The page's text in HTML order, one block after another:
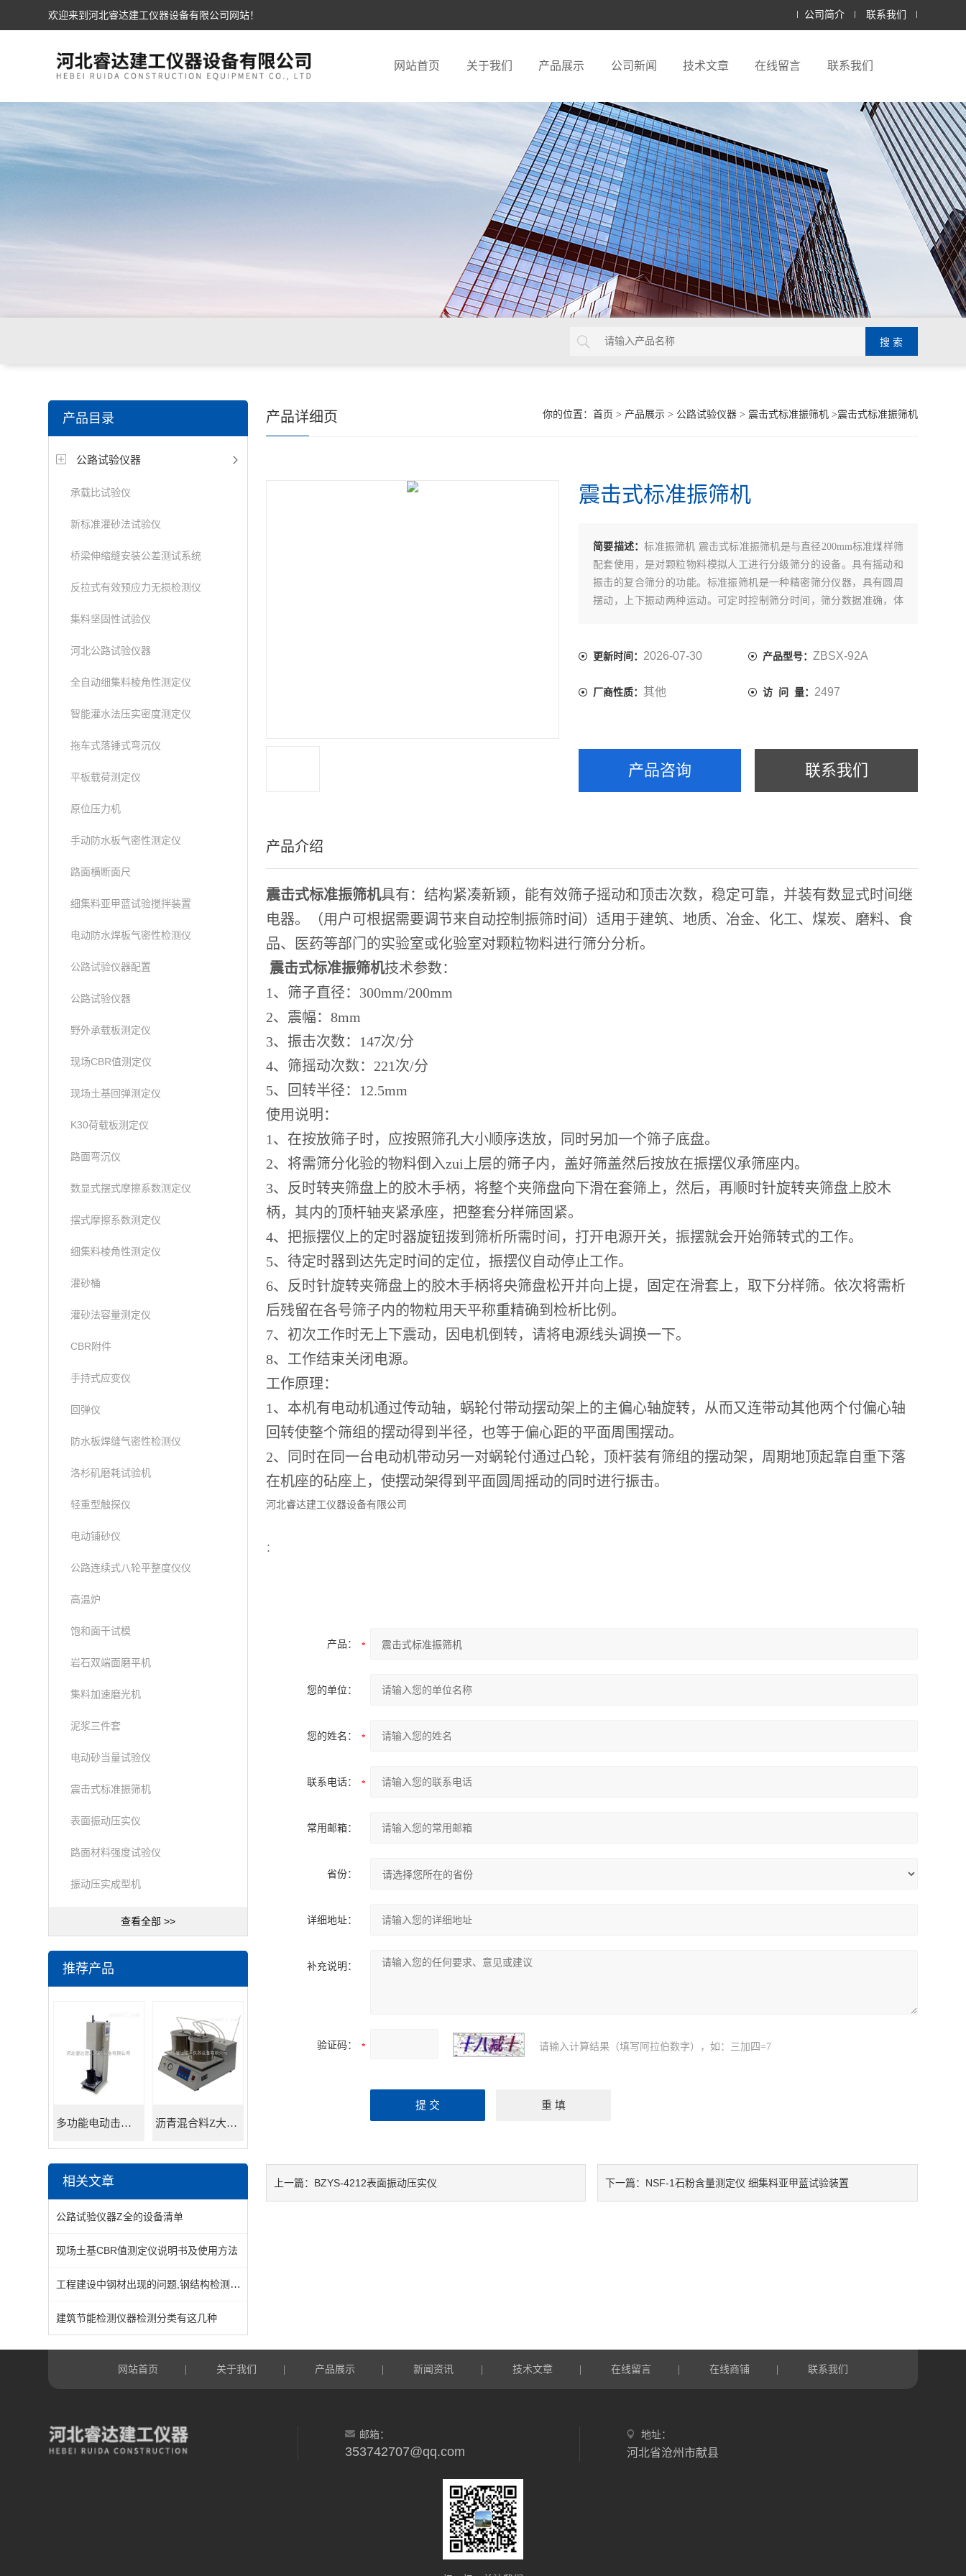
欢迎来到河北睿达建工仪器设备有限公司网站！ 公司简介 联系我们
网站首页 关于我们 产品展示 公司新闻 技术文章 在线留言 联系我们
产品目录
公路试验仪器
承载比试验仪
新标准灌砂法试验仪
桥梁伸缩缝安装公差测试系统
反拉式有效预应力无损检测仪
集料坚固性试验仪
河北公路试验仪器
全自动细集料棱角性测定仪
智能灌水法压实密度测定仪
拖车式落锤式弯沉仪
平板载荷测定仪
原位压力机
手动防水板气密性测定仪
路面横断面尺
细集料亚甲蓝试验搅拌装置
电动防水焊板气密性检测仪
公路试验仪器配置
公路试验仪器
野外承载板测定仪
现场CBR值测定仪
现场土基回弹测定仪
K30荷载板测定仪
路面弯沉仪
数显式摆式摩擦系数测定仪
摆式摩擦系数测定仪
细集料棱角性测定仪
灌砂桶
灌砂法容量测定仪
CBR附件
手持式应变仪
回弹仪
防水板焊缝气密性检测仪
洛杉矶磨耗试验机
轻重型触探仪
电动铺砂仪
公路连续式八轮平整度仪仪
高温炉
饱和面干试模
岩石双端面磨平机
集料加速磨光机
泥浆三件套
电动砂当量试验仪
震击式标准振筛机
表面振动压实仪
路面材料强度试验仪
振动压实成型机
查看全部 >>
推荐产品
多功能电动击实仪 沥青混合料Z大理论相对密度仪
相关文章
公路试验仪器Z全的设备清单
现场土基CBR值测定仪说明书及使用方法
工程建设中钢材出现的问题,钢结构检测仪来判断
建筑节能检测仪器检测分类有这几种
你的位置： 首页 > 产品展示> 公路试验仪器> 震击式标准振筛机>震击式标准振筛机
产品详细页
震击式标准振筛机
简要描述：标准振筛机 震击式标准振筛机是与直径200mm标准煤样筛
配套使用，是对颗粒物料模拟人工进行分级筛分的设备。具有摇动和
振击的复合筛分的功能。标准振筛机是一种精密筛分仪器，具有圆周
摆动，上下振动两种运动。可定时控制筛分时间，筛分数据准确，体
更新时间： 2026-07-30 产品型号： ZBSX-92A
厂商性质： 其他 访 问 量： 2497
产品咨询 联系我们
产品介绍
震击式标准振筛机具有：结构紧凑新颖，能有效筛子摇动和顶击次数，稳定可靠，并装有数显式时间继
电器。（用户可根据需要调节来自动控制振筛时间）适用于建筑、地质、冶金、化工、煤炭、磨料、食
品、医药等部门的实验室或化验室对颗粒物料进行筛分分析。
震击式标准振筛机技术参数：
1、筛子直径：300mm/200mm
2、震幅：8mm
3、振击次数：147次/分
4、筛摇动次数：221次/分
5、回转半径：12.5mm
使用说明：
1、在按放筛子时，应按照筛孔大小顺序迭放，同时另加一个筛子底盘。
2、将需筛分化验的物料倒入zui上层的筛子内，盖好筛盖然后按放在振摆仪承筛座内。
3、反时转夹筛盘上的胶木手柄，将整个夹筛盘向下滑在套筛上，然后，再顺时针旋转夹筛盘上胶木
柄，其内的顶杆轴夹紧承座，把整套分样筛固紧。
4、把振摆仪上的定时器旋钮拨到筛析所需时间，打开电源开关，振摆就会开始筛转式的工作。
5、待定时器到达先定时间的定位，振摆仪自动停止工作。
6、反时针旋转夹筛盘上的胶木手柄将央筛盘松开并向上提，固定在滑套上，取下分样筛。依次将需析
后残留在各号筛子内的物粒用天平称重精确到检析比例。
7、初次工作时无上下震动，因电机倒转，请将电源线头调换一下。
8、工作结束关闭电源。
工作原理：
1、本机有电动机通过传动轴，蜗轮付带动摆动架上的主偏心轴旋转，从而又连带动其他两个付偏心轴
回转使整个筛组的摆动得到半径，也等于偏心距的平面周围摆动。
2、同时在同一台电动机带动另一对蜗轮付通过凸轮，顶杆装有筛组的摆动架，周期地顶起靠自重下落
在机座的砧座上，使摆动架得到平面圆周摇动的同时进行振击。
河北睿达建工仪器设备有限公司
：
产品：
您的单位：
您的姓名：
联系电话：
常用邮箱：
省份：
详细地址：
补充说明：
验证码： 请输入计算结果（填写阿拉伯数字），如：三加四=7
上一篇： BZYS-4212表面振动压实仪 下一篇： NSF-1石粉含量测定仪 细集料亚甲蓝试验装置
网站首页 关于我们 产品展示 新闻资讯 技术文章 在线留言 在线商铺 联系我们
邮箱：
353742707@qq.com
地址：
河北省沧州市献县